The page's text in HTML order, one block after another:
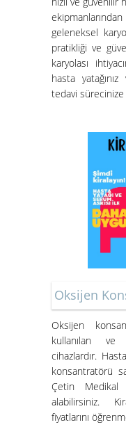
geleneksel
pratikliği ve
karyolası
hasta
tedavi sürecinize
Oksijen
Oksijen
kullanılan ve
cihazlardır.
konsantratörü
Çetin Medikal
alabilirsiniz.
fiyatlarını